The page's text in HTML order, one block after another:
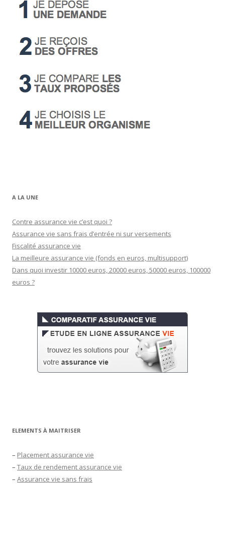
A LA UNE
Contre assurance vie c’est quoi ?
Assurance vie sans frais d’entrée ni sur versements
Fiscalité assurance vie
La meilleure assurance vie (fonds en euros, multisupport)
Dans quoi investir 10000 euros, 20000 euros, 50000 euros, 100000
euros ?
ELEMENTS À MAITRISER
– Placement assurance vie
– Taux de rendement assurance vie
– Assurance vie sans frais